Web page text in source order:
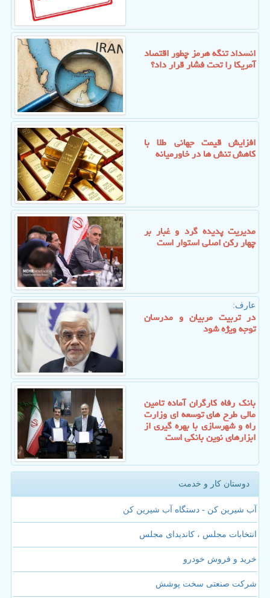
انسداد تنگه هرمز چطور اقتصاد
آمریکا را تحت فشار قرار داد؟
افزایش قیمت جهانی طلا با
کاهش تنش ها در خاورمیانه
مدیریت پدیده گرد و غبار بر
چهار رکن اصلی استوار است
عارف:
در تربیت مربیان و مدرسان
توجه ویژه شود
بانک رفاه کارگران آماده تامین
مالی طرح های توسعه ای وزارت
راه و شهرسازی با بهره گیری از
ابزارهای نوین بانکی است
دوستان کار و خدمت
آب شیرین کن - دستگاه آب شیرین کن
انتخابات مجلس ، کاندیدای مجلس
خرید و فروش خودرو
شرکت صنعتی سخت پوشش